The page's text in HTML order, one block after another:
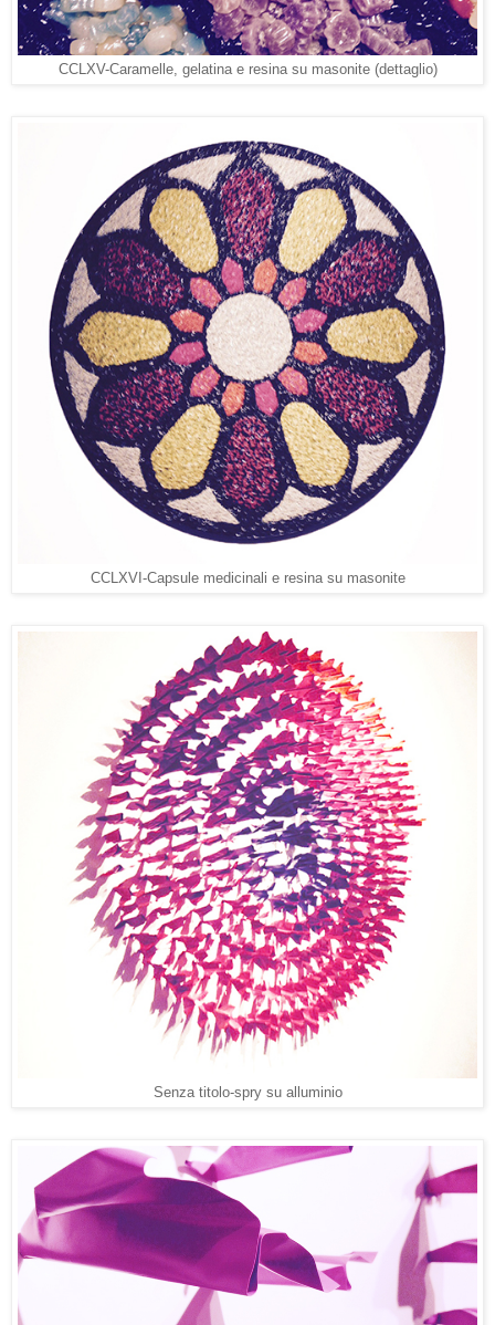
CCLXV-Caramelle, gelatina e resina su masonite (dettaglio)
CCLXVI-Capsule medicinali e resina su masonite
Senza titolo-spry su alluminio